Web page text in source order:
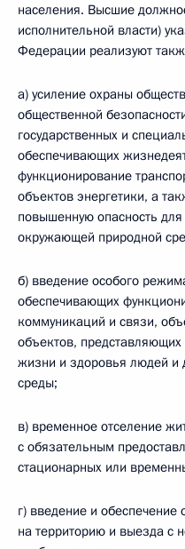
населения. Высшие
исполнительной власти)
Федерации реализуют
а) усиление охраны
общественной
государственных и
обеспечивающих
функционирование
объектов энергетики, а
повышенную опасность
окружающей природной
б) введение особого
обеспечивающих
коммуникаций и связи,
объектов,
жизни и здоровья людей
среды;
в) временное отселение
с обязательным
стационарных или
г) введение и
на территорию и выезда с